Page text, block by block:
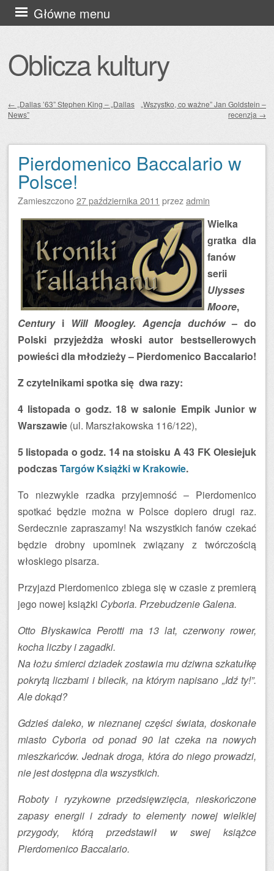
Oblicza kultury
Główne menu
Przejdź
do
Zobacz wpisy
← „Dallas ’63” Stephen King – „Dallas
News”
„Wszystko, co ważne” Jan Goldstein –
recenzja →
Pierdomenico Baccalario w
Polsce!
Zamieszczono27 października 2011 przezadmin
Wielka
gratka dla
fanów
serii
Ulysses
Moore,
Centuryi Will Moogley. Agencja duchów– do
Polski przyjeżdża włoski autor bestsellerowych
powieści dla młodzieży – Pierdomenico Baccalario!
Z czytelnikami spotka się dwa razy:
4 listopada o godz. 18 w salonie Empik Junior w
Warszawie (ul. Marszłakowska 116/122),
5 listopada o godz. 14 na stoisku A 43 FK Olesiejuk
podczasTargów Książki w Krakowie.
To niezwykle rzadka przyjemność – Pierdomenico
spotkać będzie można w Polsce dopiero drugi raz.
Serdecznie zapraszamy! Na wszystkich fanów czekać
będzie drobny upominek związany z twórczością
włoskiego pisarza.
Przyjazd Pierdomenico zbiega się w czasie z premierą
jego nowej książki Cyboria. Przebudzenie Galena.
Otto Błyskawica Perotti ma 13 lat, czerwony rower,
kocha liczby i zagadki.
Na łożu śmierci dziadek zostawia mu dziwna szkatułkę
pokrytą liczbami i bilecik, na którym napisano „Idź ty!”.
Ale dokąd?
Gdzieś daleko, w nieznanej części świata, doskonałe
miasto Cyboria od ponad 90 lat czeka na nowych
mieszkańców. Jednak droga, która do niego prowadzi,
nie jest dostępna dla wszystkich.
Roboty i ryzykowne przedsięwzięcia, nieskończone
zapasy energii i zdrady to elementy nowej wielkiej
przygody, którą przedstawił w swej książce
Pierdomenico Baccalario.